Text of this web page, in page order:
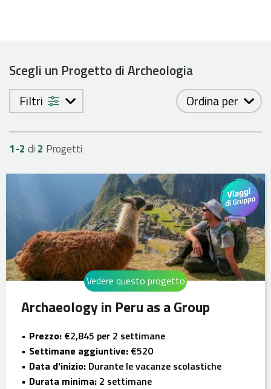
Scegli un Progetto di Archeologia
Filtri Ordina per
1-2 di 2 Progetti
Archaeology in Peru as a Group
Vedere questo progetto
Prezzo: €2,845 per 2 settimane
Settimane aggiuntive: €520
Data d'inizio: Durante le vacanze scolastiche
Durata minima: 2 settimane